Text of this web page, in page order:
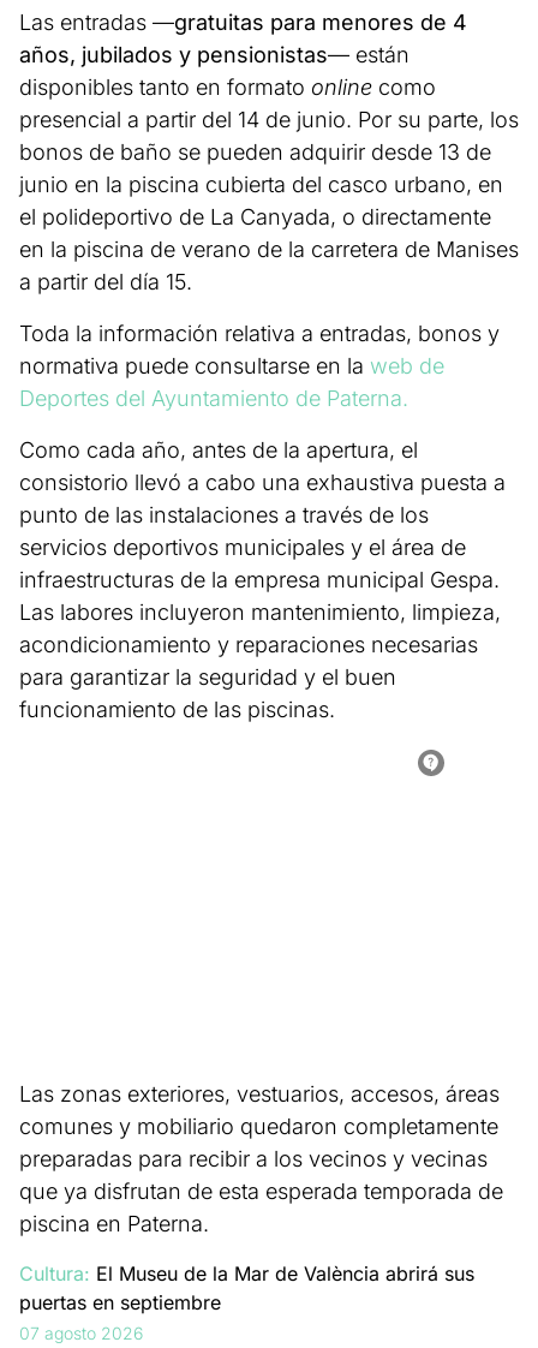
Las entradas —gratuitas para menores de 4
años, jubilados y pensionistas— están
disponibles tanto en formato online como
presencial a partir del 14 de junio. Por su parte, los
bonos de baño se pueden adquirir desde 13 de
junio en la piscina cubierta del casco urbano, en
el polideportivo de La Canyada, o directamente
en la piscina de verano de la carretera de Manises
a partir del día 15.
Toda la información relativa a entradas, bonos y
normativa puede consultarse en la web de
Deportes del Ayuntamiento de Paterna.
Como cada año, antes de la apertura, el
consistorio llevó a cabo una exhaustiva puesta a
punto de las instalaciones a través de los
servicios deportivos municipales y el área de
infraestructuras de la empresa municipal Gespa.
Las labores incluyeron mantenimiento, limpieza,
acondicionamiento y reparaciones necesarias
para garantizar la seguridad y el buen
funcionamiento de las piscinas.
Las zonas exteriores, vestuarios, accesos, áreas
comunes y mobiliario quedaron completamente
preparadas para recibir a los vecinos y vecinas
que ya disfrutan de esta esperada temporada de
piscina en Paterna.
Cultura: El Museu de la Mar de València abrirá sus
puertas en septiembre
07 agosto 2026